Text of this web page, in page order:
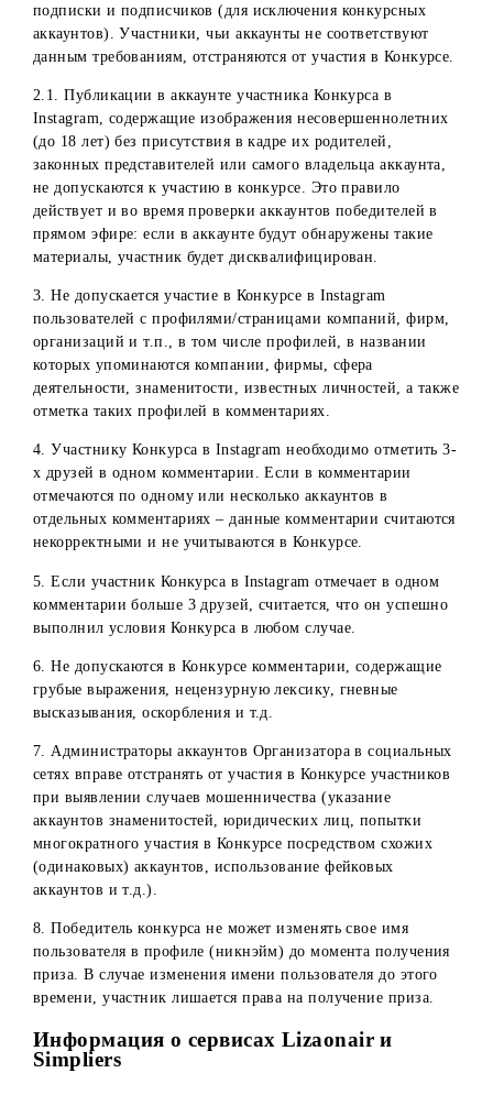
использоваться другой.
За ходом проведения и определением победителей
Требования к выполнению условий
участниками Конкурса
1. Для участия в Конкурсе участники должны корректно
выполнить все условия Конкурса.
2. Аккаунты участников Конкурса в Instagram должны
открыты на момент проведения конкурса: не скрыты для
других пользователей за все время проведения
выявления победителей; активны (иметь публикации,
фотографии и/или видео в ленте новостей); иметь
подписки и подписчиков (для исключения конкурсных
аккаунтов). Участники, чьи аккаунты не соответствуют
данным требованиям, отстраняются от участия в
2.1. Публикации в аккаунте участника Конкурса в
Instagram, содержащие изображения
(до 18 лет) без присутствия в кадре их родителей,
не допускаются к участию в конкурсе. Это правило
действует и во время проверки аккаунтов победителей в
прямом эфире: если в аккаунте будут обнаружены такие
материалы, участник будет дисквалифицирован.
3. Не допускается участие в Конкурсе в Instagram
организаций и т.п., в том числе профилей, в названии
которых упоминаются компании, фирмы, сфера
деятельности, знаменитости, известных личностей, а
отметка таких профилей в комментариях.
4. Участнику Конкурса в Instagram необходимо отметить
отмечаются по одному или несколько аккаунтов в
отдельных комментариях – данные комментарии
некорректными и не учитываются в Конкурсе.
5. Если участник Конкурса в Instagram отмечает в одном
комментарии больше 3 друзей, считается, что он